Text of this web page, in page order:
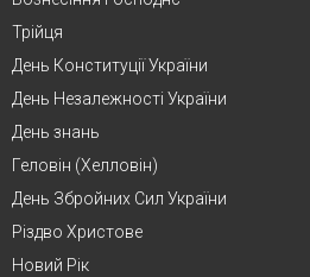
Трійця
День Конституції України
День Незалежності України
День знань
Геловін (Хелловін)
День Збройних Сил України
Різдво Христове
Новий Рік